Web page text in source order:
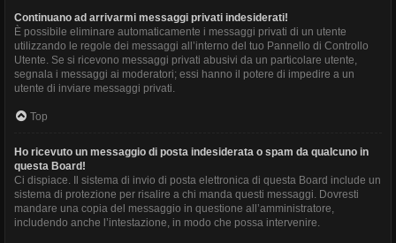
Continuano ad arrivarmi messaggi privati indesiderati!
È possibile eliminare automaticamente i messaggi privati ​​di un utente
utilizzando le regole dei messaggi all’interno del tuo Pannello di Controllo
Utente. Se si ricevono messaggi privati ​​abusivi da un particolare utente,
segnala i messaggi ai moderatori; essi hanno il potere di impedire a un
utente di inviare messaggi privati​​.
Top
Ho ricevuto un messaggio di posta indesiderata o spam da qualcuno in
questa Board!
Ci dispiace. Il sistema di invio di posta elettronica di questa Board include un
sistema di protezione per risalire a chi manda questi messaggi. Dovresti
mandare una copia del messaggio in questione all’amministratore,
includendo anche l’intestazione, in modo che possa intervenire.